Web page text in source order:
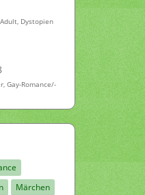
Dystopien
Gay-Romance/-
Märchen